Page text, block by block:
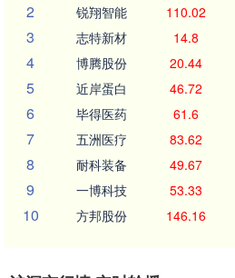
2 锐翔智能 110.02
3 志特新材 14.8
4 博腾股份 20.44
5 近岸蛋白 46.72
6 毕得医药 61.6
7 五洲医疗 83.62
8 耐科装备 49.67
9 一博科技 53.33
10 方邦股份 146.16